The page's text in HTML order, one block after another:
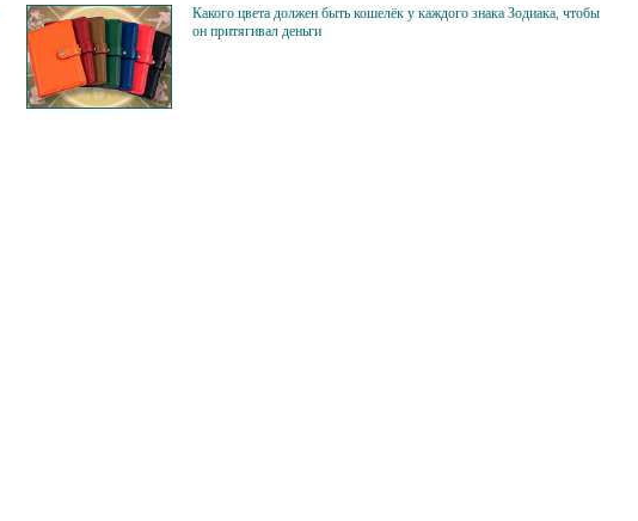
Какого цвета должен быть кошелёк у каждого знака Зодиака, чтобы
он притягивал деньги